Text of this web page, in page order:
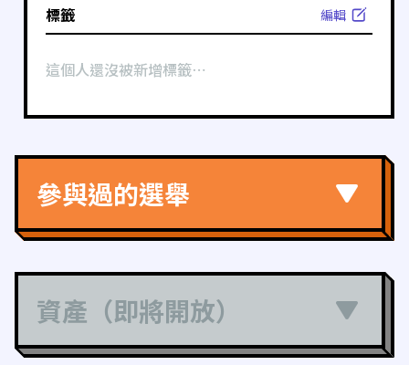
標籤 編輯
這個人還沒被新增標籤⋯
參與過的選舉
資產（即將開放）